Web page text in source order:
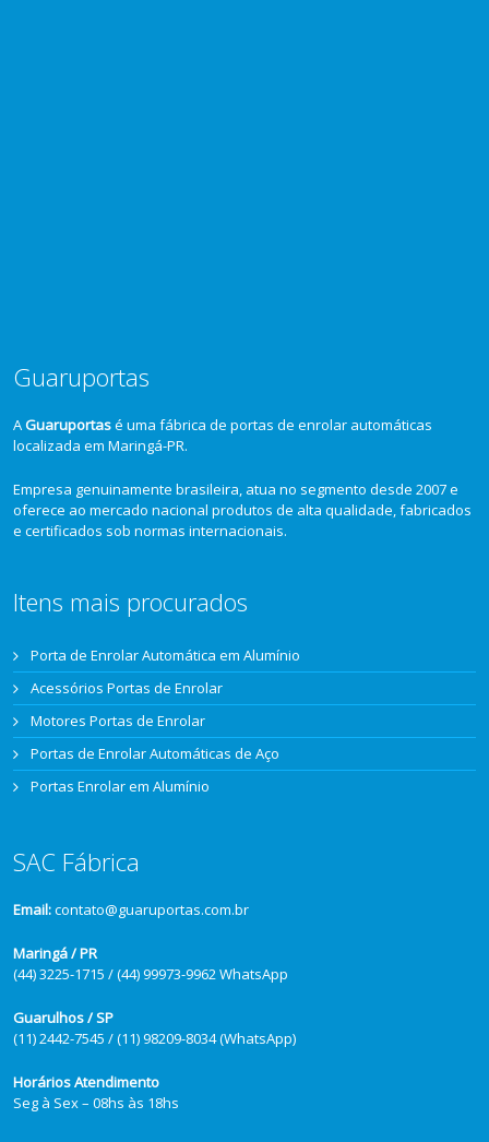
Guaruportas
AGuaruportasé uma fábrica de portas de enrolar automáticas
localizada em Maringá-PR.
Empresa genuinamente brasileira, atua no segmento desde 2007 e
oferece ao mercado nacional produtos de alta qualidade, fabricados
e certificados sob normas internacionais.
Itens mais procurados
Porta de Enrolar Automática em Alumínio
Acessórios Portas de Enrolar
Motores Portas de Enrolar
Portas de Enrolar Automáticas de Aço
Portas Enrolar em Alumínio
SAC Fábrica
Email:contato@guaruportas.com.br
Maringá / PR
(44) 3225-1715 / (44) 99973-9962 WhatsApp
Guarulhos / SP
(11) 2442-7545 / (11) 98209-8034 (WhatsApp)
Horários Atendimento
Seg à Sex – 08hs às 18hs